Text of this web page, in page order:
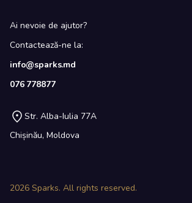
Ai nevoie de ajutor?
Contactează-ne la:
info@sparks.md
076 778877
Str. Alba-Iulia 77A
Chișinău, Moldova
2026 Sparks. All rights reserved.